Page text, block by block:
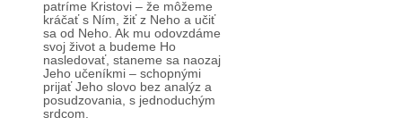
patríme Kristovi – že môžeme
kráčať s Ním, žiť z Neho a učiť
sa od Neho. Ak mu odovzdáme
svoj život a budeme Ho
nasledovať, staneme sa naozaj
Jeho učeníkmi – schopnými
prijať Jeho slovo bez analýz a
posudzovania, s jednoduchým
srdcom.